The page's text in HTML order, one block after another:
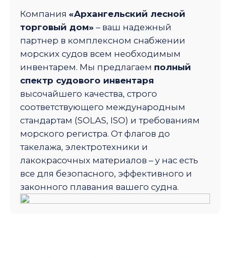
Компания «Архангельский лесной
торговый дом» – ваш надежный
партнер в комплексном снабжении
морских судов всем необходимым
инвентарем. Мы предлагаем полный
спектр судового инвентаря
высочайшего качества, строго
соответствующего международным
стандартам (SOLAS, ISO) и требованиям
морского регистра. От флагов до
такелажа, электротехники и
лакокрасочных материалов – у нас есть
все для безопасного, эффективного и
законного плавания вашего судна.